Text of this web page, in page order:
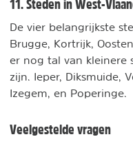
11. Steden in West-
De vier belangrijkste
Brugge, Kortrijk,
er nog tal van kleinere
zijn. Ieper, Diksmuide,
Izegem, en Poperinge.
Veelgestelde vragen